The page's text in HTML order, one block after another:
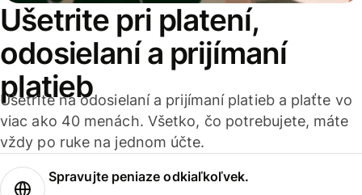
Ušetrite pri platení,
odosielaní a prijímaní
platieb
Ušetrite na odosielaní a prijímaní platieb a plaťte vo
viac ako 40 menách. Všetko, čo potrebujete, máte
vždy po ruke na jednom účte.
Spravujte peniaze odkiaľkoľvek.